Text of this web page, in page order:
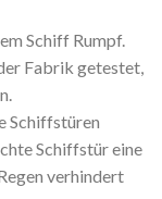
Schiff Rumpf.
Fabrik getestet,
Schiffstüren
Schiffstür eine
verhindert